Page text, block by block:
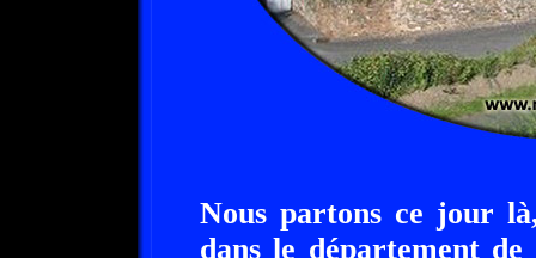
Nous partons ce jour
dans le département